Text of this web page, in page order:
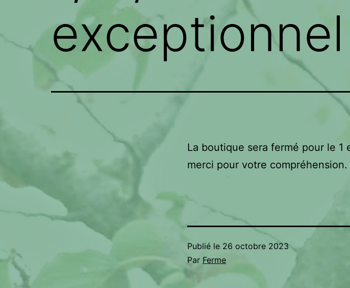
exceptionnel
La boutique sera fermé pour le 1
merci pour votre compréhension.
Publié le 26 octobre 2023
Par Ferme